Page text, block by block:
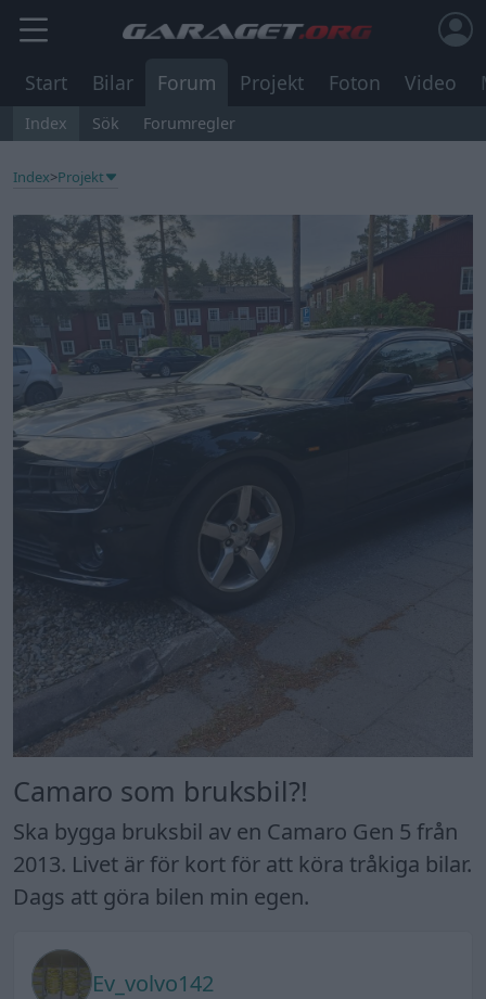
Start Bilar Forum Projekt Foton Video
Index Sök Forumregler
Index>Projekt
Camaro som bruksbil?!
Ska bygga bruksbil av en Camaro Gen 5 från
2013. Livet är för kort för att köra tråkiga bilar.
Dags att göra bilen min egen.
Ev_volvo142